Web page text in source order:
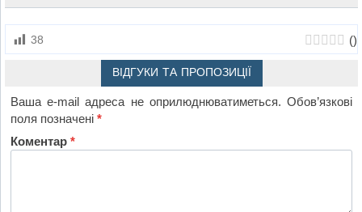
38 ()
ВІДГУКИ ТА ПРОПОЗИЦІЇ
Ваша e-mail адреса не оприлюднюватиметься. Обов’язкові
поля позначені*
Коментар*